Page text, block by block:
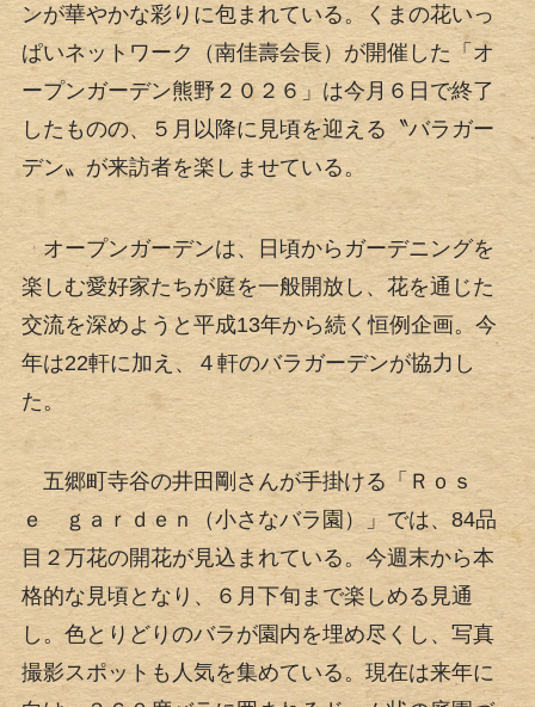
ンが華やかな彩りに包まれている。くまの花いっ
ぱいネットワーク（南佳壽会長）が開催した「オ
ープンガーデン熊野２０２６」は今月６日で終了
したものの、５月以降に見頃を迎える〝バラガー
デン〟が来訪者を楽しませている。
オープンガーデンは、日頃からガーデニングを
楽しむ愛好家たちが庭を一般開放し、花を通じた
交流を深めようと平成13年から続く恒例企画。今
年は22軒に加え、４軒のバラガーデンが協力し
た。
五郷町寺谷の井田剛さんが手掛ける「Ｒｏｓ
ｅ ｇａｒｄｅｎ（小さなバラ園）」では、84品
目２万花の開花が見込まれている。今週末から本
格的な見頃となり、６月下旬まで楽しめる見通
し。色とりどりのバラが園内を埋め尽くし、写真
撮影スポットも人気を集めている。現在は来年に